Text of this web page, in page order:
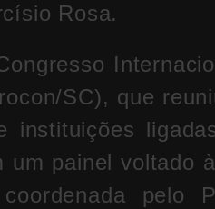
Rosa.
SC), que
instituições
painel voltado
pelo